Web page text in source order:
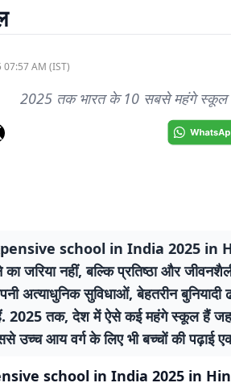
07:57 AM (IST)
2025 तक भारत के 10 सबसे महंगे स्कूल
school in India 2025 in
का जरिया नहीं, बल्कि प्रतिष्ठा और
अत्याधुनिक सुविधाओं, बेहतरीन बुनियादी
2025 तक, देश में ऐसे कई महंगे स्कूल हैं
उच्च आय वर्ग के लिए भी बच्चों की पढ़ाई
school in India 2025 in